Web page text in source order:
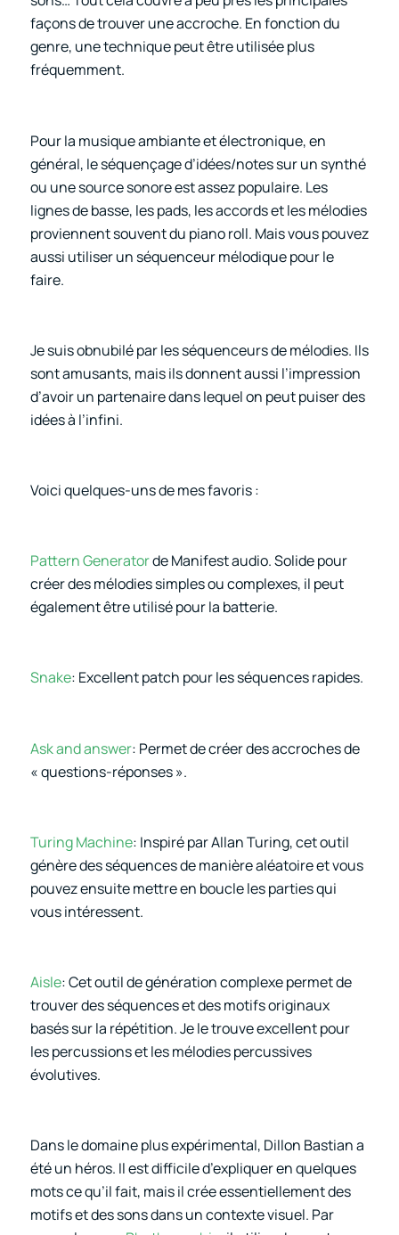
façons de trouver une accroche. En fonction du
genre, une technique peut être utilisée plus
fréquemment.
Pour la musique ambiante et électronique, en
général, le séquençage d’idées/notes sur un synthé
ou une source sonore est assez populaire. Les
lignes de basse, les pads, les accords et les mélodies
proviennent souvent du piano roll. Mais vous pouvez
aussi utiliser un séquenceur mélodique pour le
faire.
Je suis obnubilé par les séquenceurs de mélodies. Ils
sont amusants, mais ils donnent aussi l’impression
d’avoir un partenaire dans lequel on peut puiser des
idées à l’infini.
Voici quelques-uns de mes favoris :
Pattern Generatorde Manifest audio. Solide pour
créer des mélodies simples ou complexes, il peut
également être utilisé pour la batterie.
Snake: Excellent patch pour les séquences rapides.
Ask and answer: Permet de créer des accroches de
« questions-réponses ».
Turing Machine: Inspiré par Allan Turing, cet outil
génère des séquences de manière aléatoire et vous
pouvez ensuite mettre en boucle les parties qui
vous intéressent.
Aisle: Cet outil de génération complexe permet de
trouver des séquences et des motifs originaux
basés sur la répétition. Je le trouve excellent pour
les percussions et les mélodies percussives
évolutives.
Dans le domaine plus expérimental, Dillon Bastian a
été un héros. Il est difficile d’expliquer en quelques
mots ce qu’il fait, mais il crée essentiellement des
motifs et des sons dans un contexte visuel. Par